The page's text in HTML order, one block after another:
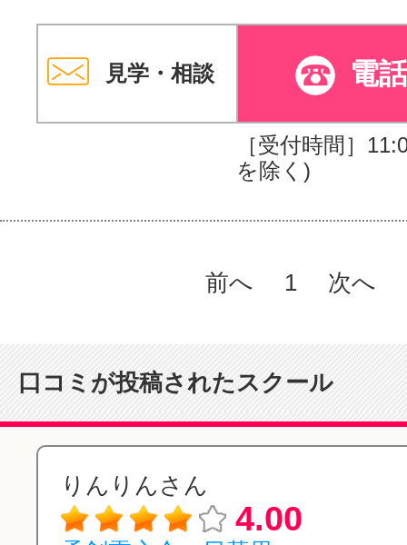
見学・相談 電
［受付時間］
を除く)
前へ 1 次へ
口コミが投稿されたスクール
りんりんさん
4.00